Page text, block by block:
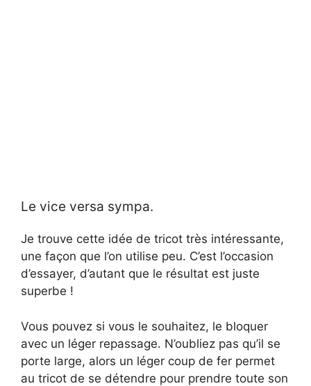
Le vice versa sympa.
Je trouve cette idée de tricot très intéressante,
une façon que l’on utilise peu. C’est l’occasion
d’essayer, d’autant que le résultat est juste
superbe !
Vous pouvez si vous le souhaitez, le bloquer
avec un léger repassage. N’oubliez pas qu’il se
porte large, alors un léger coup de fer permet
au tricot de se détendre pour prendre toute son